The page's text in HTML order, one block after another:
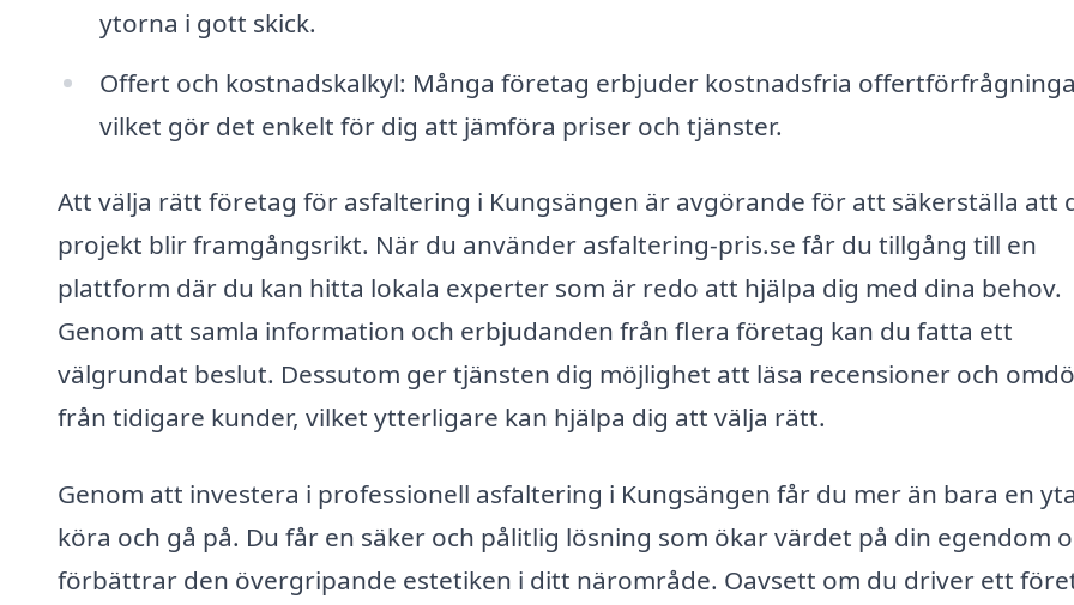
ytorna i gott skick.
Offert och kostnadskalkyl: Många företag erbjuder kostnadsfria
vilket gör det enkelt för dig att jämföra priser och tjänster.
Att välja rätt företag för asfaltering i Kungsängen är avgörande för att säkerställa att
projekt blir framgångsrikt. När du använder asfaltering-pris.se får du tillgång till en
plattform där du kan hitta lokala experter som är redo att hjälpa dig med dina behov.
Genom att samla information och erbjudanden från flera företag kan du fatta ett
välgrundat beslut. Dessutom ger tjänsten dig möjlighet att läsa recensioner och
från tidigare kunder, vilket ytterligare kan hjälpa dig att välja rätt.
Genom att investera i professionell asfaltering i Kungsängen får du mer än bara en
köra och gå på. Du får en säker och pålitlig lösning som ökar värdet på din egendom
förbättrar den övergripande estetiken i ditt närområde. Oavsett om du driver ett